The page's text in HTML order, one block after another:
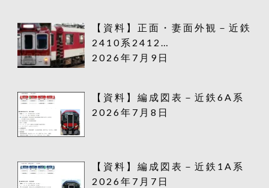
【資料】正面・妻面外観－近鉄
2410系2412…
2026年7月9日
【資料】編成図表－近鉄6A系
2026年7月8日
【資料】編成図表－近鉄1A系
2026年7月7日